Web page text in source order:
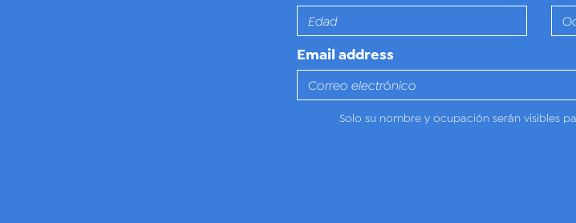
Email address
Solo su nombre y ocupación serán visibles